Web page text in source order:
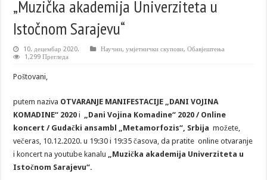
„Muzička akademija Univerziteta u
Istočnom Sarajevu“
10. децембар 2020. Научни, умјетнички скупови,Обавјештења
1,299 Прегледа
Poštovani,
putem naziva OTVARANJE MANIFESTACIJE „DANI VOJINA
KOMADINE“ 2020 i „Dani Vojina Komadine“ 2020 / Online
koncert / Gudački ansambl „Metamorfozis“, Srbija možete,
večeras, 10.12.2020. u 19:30 i 19:35 časova, da pratite online otvaranje
i koncert na youtube kanalu „Muzička akademija Univerziteta u
Istočnom Sarajevu“.